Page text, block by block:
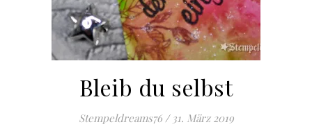
Bleib du selbst
Stempeldreams76 / 31. März 2019